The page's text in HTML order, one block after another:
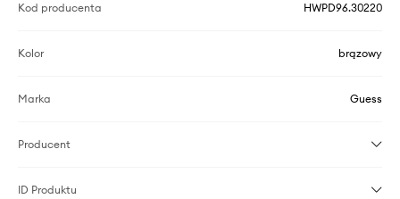
Kod producenta HWPD96.30220
Kolor brązowy
Marka Guess
Producent
ID Produktu